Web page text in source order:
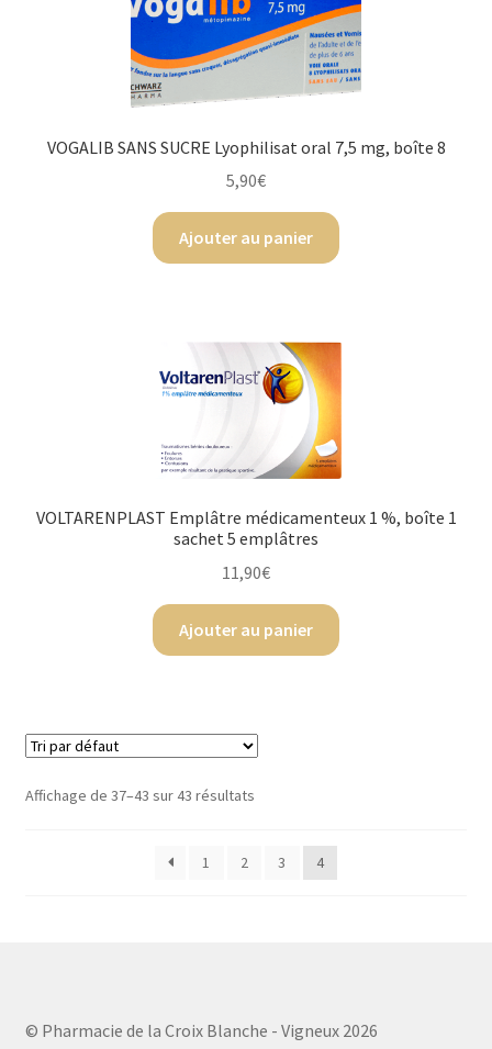
VOGALIB SANS SUCRE Lyophilisat oral 7,5 mg, boîte 8
5,90€
Ajouter au panier
VOLTARENPLAST Emplâtre médicamenteux 1 %, boîte 1
sachet 5 emplâtres
11,90€
Ajouter au panier
Affichage de 37–43 sur 43 résultats
1 2 3 4
© Pharmacie de la Croix Blanche - Vigneux 2026